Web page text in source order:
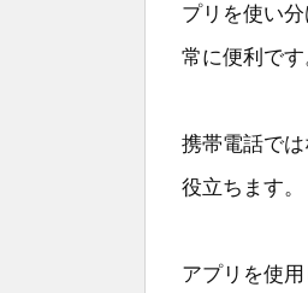
プリを使い
常に便利です
携帯電話で
役立ちます。
アプリを使